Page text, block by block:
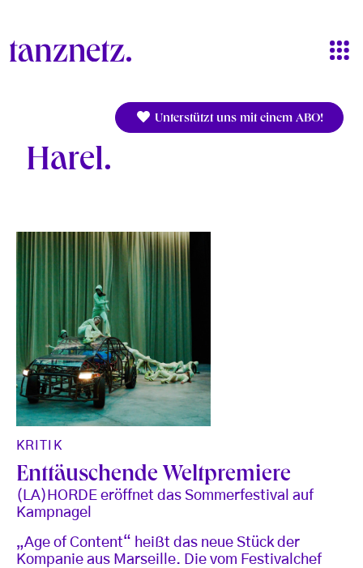
Unterstützt uns mit einem ABO!
Harel
KRITIK
Enttäuschende Weltpremiere
(LA)HORDE eröffnet das Sommerfestival auf
Kampnagel
„Age of Content“ heißt das neue Stück der
Kompanie aus Marseille. Die vom Festivalchef